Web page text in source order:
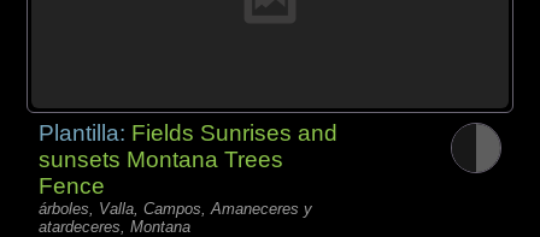
Plantilla: Fields Sunrises and
sunsets Montana Trees
Fence
árboles, Valla, Campos, Amaneceres y
atardeceres, Montana